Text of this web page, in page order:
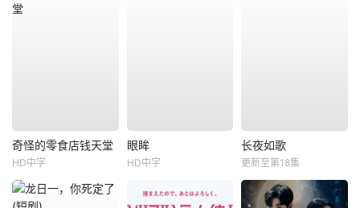
奇怪的零食店钱天堂
HD中字
眼眸
HD中字
长夜如歌
更新至第18集